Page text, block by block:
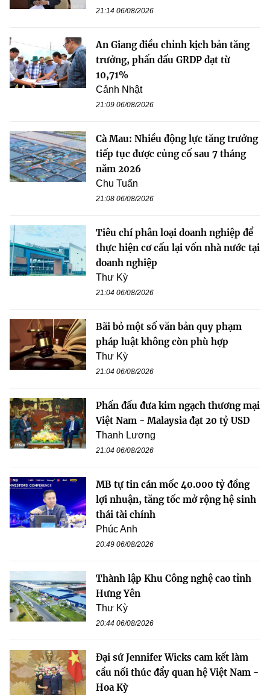
21:14 06/08/2026
An Giang điều chỉnh kịch bản tăng
trưởng, phấn đấu GRDP đạt từ
10,71%
Cảnh Nhật
21:09 06/08/2026
Cà Mau: Nhiều động lực tăng trưởng
tiếp tục được củng cố sau 7 tháng
năm 2026
Chu Tuấn
21:08 06/08/2026
Tiêu chí phân loại doanh nghiệp để
thực hiện cơ cấu lại vốn nhà nước tại
doanh nghiệp
Thư Kỳ
21:04 06/08/2026
Bãi bỏ một số văn bản quy phạm
pháp luật không còn phù hợp
Thư Kỳ
21:04 06/08/2026
Phấn đấu đưa kim ngạch thương mại
Việt Nam - Malaysia đạt 20 tỷ USD
Thanh Lương
21:04 06/08/2026
MB tự tin cán mốc 40.000 tỷ đồng
lợi nhuận, tăng tốc mở rộng hệ sinh
thái tài chính
Phúc Anh
20:49 06/08/2026
Thành lập Khu Công nghệ cao tỉnh
Hưng Yên
Thư Kỳ
20:44 06/08/2026
Đại sứ Jennifer Wicks cam kết làm
cầu nối thúc đẩy quan hệ Việt Nam -
Hoa Kỳ